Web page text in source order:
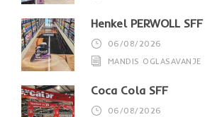
Henkel PERWOLL SFF
06/08/2026
MANDIS OGLASAVANJE
Coca Cola SFF
06/08/2026